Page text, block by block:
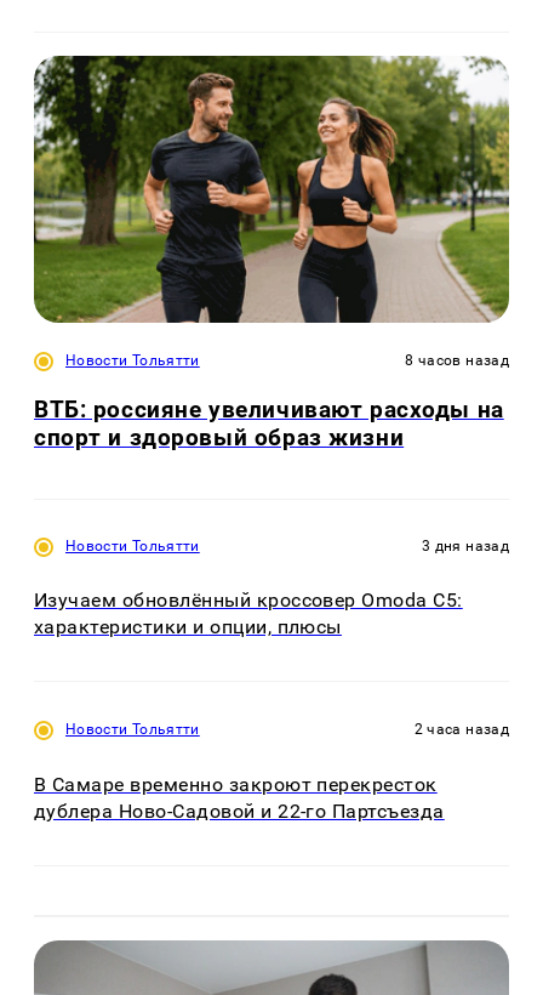
Новости Тольятти 8 часов назад
ВТБ: россияне увеличивают расходы на
спорт и здоровый образ жизни
Новости Тольятти 3 дня назад
Изучаем обновлённый кроссовер Omoda C5:
характеристики и опции, плюсы
Новости Тольятти 2 часа назад
В Самаре временно закроют перекресток
дублера Ново-Садовой и 22-го Партсъезда